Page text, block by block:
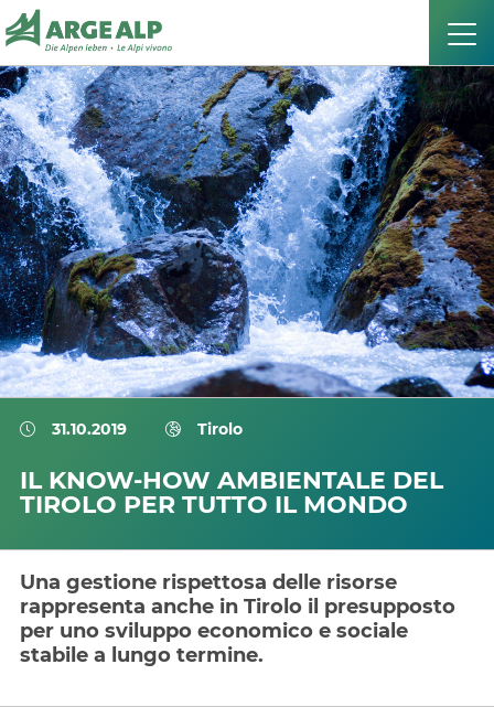
31.10.2019 Tirolo
IL KNOW-HOW AMBIENTALE DEL
TIROLO PER TUTTO IL MONDO
Una gestione rispettosa delle risorse
rappresenta anche in Tirolo il presupposto
per uno sviluppo economico e sociale
stabile a lungo termine.